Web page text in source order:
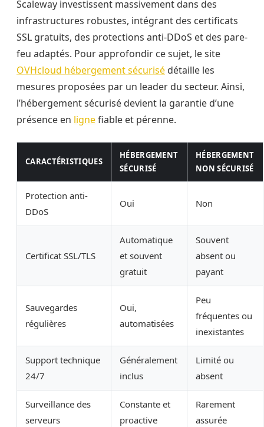
Scaleway investissent massivement dans des
infrastructures robustes, intégrant des certificats
SSL gratuits, des protections anti-DDoS et des pare-
feu adaptés. Pour approfondir ce sujet, le site
OVHcloud hébergement sécurisé détaille les
mesures proposées par un leader du secteur. Ainsi,
l’hébergement sécurisé devient la garantie d’une
présence en lignefiable et pérenne.
CARACTÉRISTIQUES
HÉBERGEMENT
SÉCURISÉ
HÉBERGEMENT
NON SÉCURISÉ
Protection anti-
DDoS
Oui Non
Certificat SSL/TLS
Automatique
et souvent
gratuit
Souvent
absent ou
payant
Sauvegardes
régulières
Oui,
automatisées
Peu
fréquentes ou
inexistantes
Support technique
24/7
Généralement
inclus
Limité ou
absent
Surveillance des
serveurs
Constante et
proactive
Rarement
assurée